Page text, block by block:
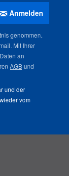
Anmelden
genommen.
Mit Ihrer
an
AGBund
und der
vom